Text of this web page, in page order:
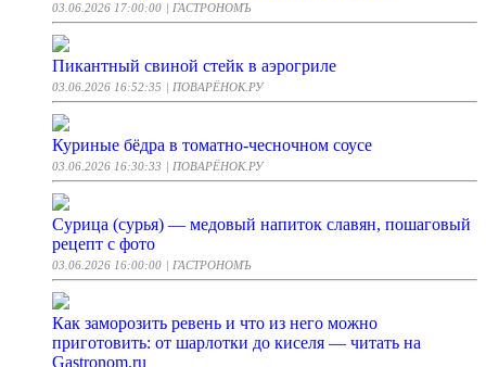
03.06.2026 17:00:00 | ГАСТРОНОМЪ
Пикантный свиной стейк в аэрогриле
03.06.2026 16:52:35 | ПОВАРЁНОК.РУ
Куриные бёдра в томатно-чесночном соусе
03.06.2026 16:30:33 | ПОВАРЁНОК.РУ
Сурица (сурья) — медовый напиток славян, пошаговый
рецепт с фото
03.06.2026 16:00:00 | ГАСТРОНОМЪ
Как заморозить ревень и что из него можно
приготовить: от шарлотки до киселя — читать на
Gastronom.ru